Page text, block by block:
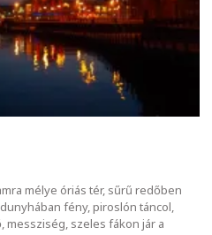
mélye óriás tér, sűrű redőben
fény, piroslón táncol,
messziség, szeles fákon jár a